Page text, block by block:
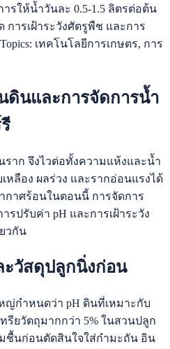
รให้น้ำวันละ 0.5-1.5 ลิตรต่อต้น
ารเฝ้าระวังศัตรูพืช และการ
เทคโนโลยีการเกษตร, การ
นและการจัดการน้ำ
าก จึงไวต่อทั้งความแห้งและน้ำ
หลือง ผลร่วง และรากอ่อนแรงได้
กาศร้อนในตอนนี้ การจัดการ
ปรับค่า pH และการเฝ้าระวัง
วกัน
วัสดุปลูกนิ่งก่อน
ญ่กำหนดว่า pH ดินที่เหมาะกับ
รียวัตถุมากกว่า 5% ในสวนปลูก
ชื้นก่อนตัดสินใจใส่กำมะถัน อิน